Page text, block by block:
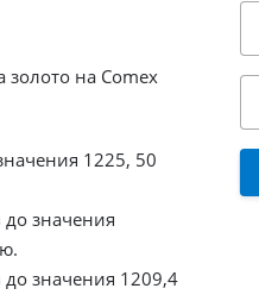
на Comex
1225, 50
значения
значения 1209,4